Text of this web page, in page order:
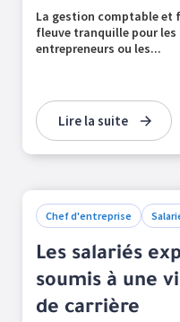
La gestion comptable et
fleuve tranquille pour les
entrepreneurs ou les...
Lire la suite
Chef d'entreprise
Les salariés
soumis à une
de carrière